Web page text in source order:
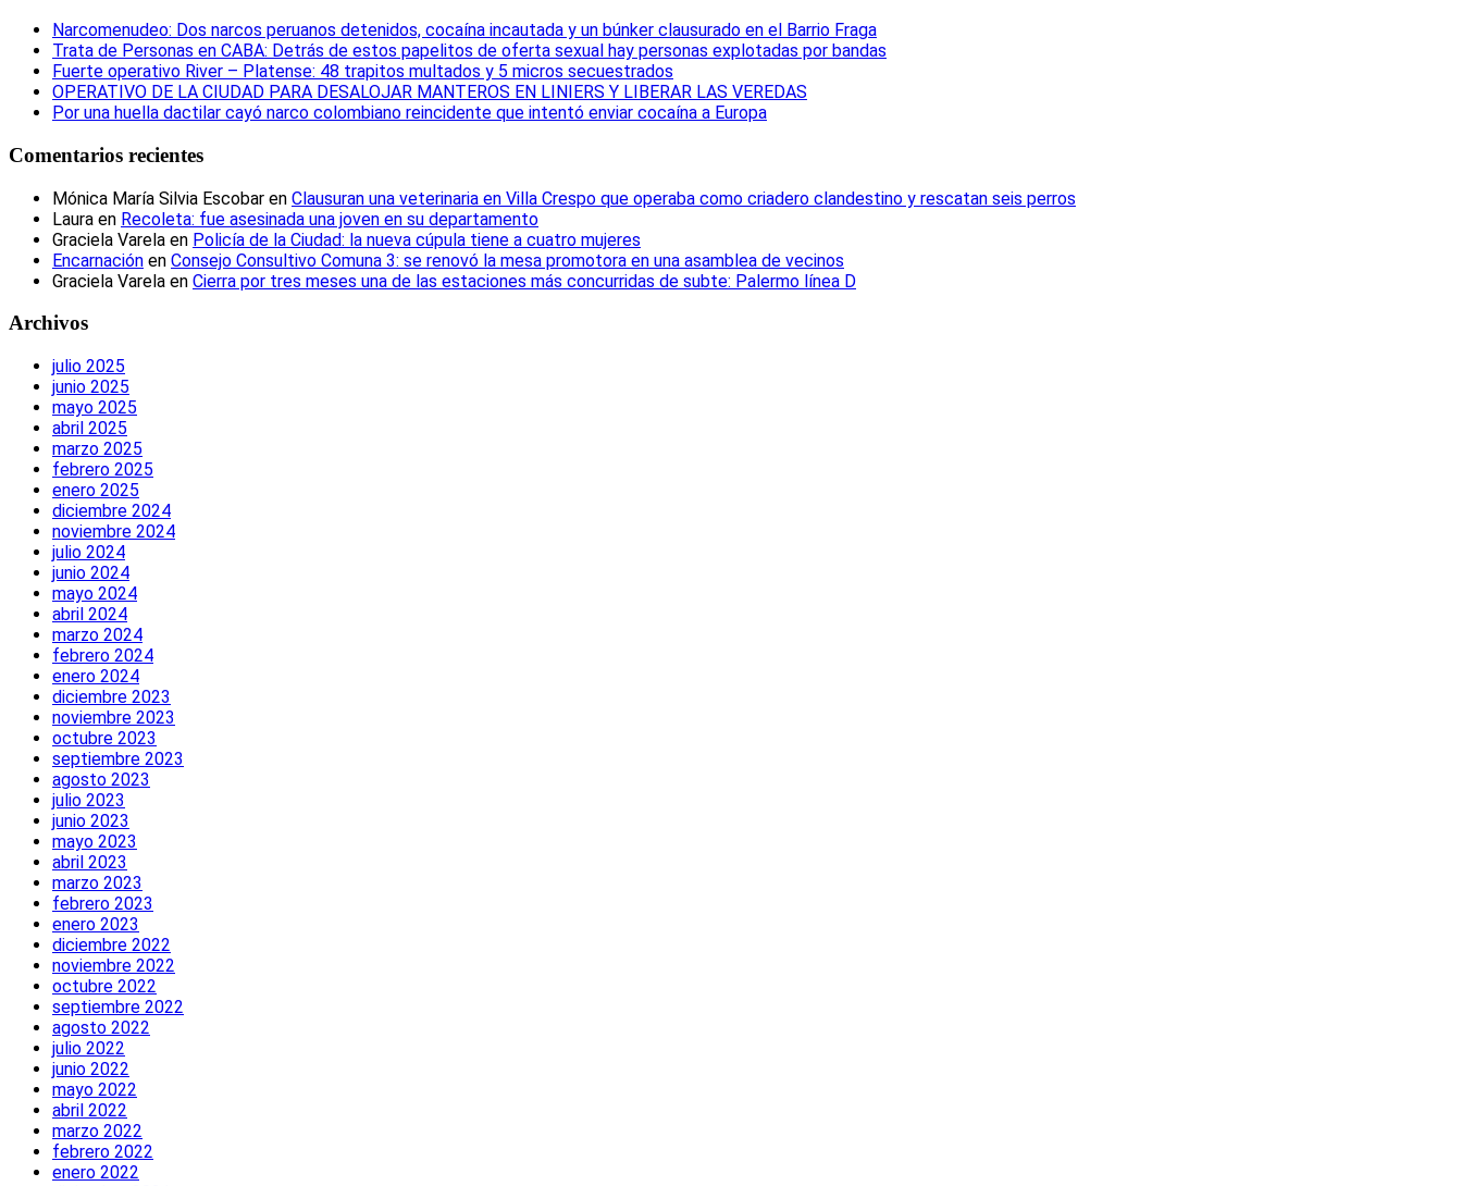
Narcomenudeo: Dos narcos peruanos detenidos, cocaína incautada y un búnker clausurado en el Barrio Fraga
Trata de Personas en CABA: Detrás de estos papelitos de oferta sexual hay personas explotadas por bandas
Fuerte operativo River – Platense: 48 trapitos multados y 5 micros secuestrados
OPERATIVO DE LA CIUDAD PARA DESALOJAR MANTEROS EN LINIERS Y LIBERAR LAS VEREDAS
Por una huella dactilar cayó narco colombiano reincidente que intentó enviar cocaína a Europa
Comentarios recientes
Mónica María Silvia Escobar en Clausuran una veterinaria en Villa Crespo que operaba como criadero clandestino y rescatan seis perros
Laura en Recoleta: fue asesinada una joven en su departamento
Graciela Varela en Policía de la Ciudad: la nueva cúpula tiene a cuatro mujeres
Encarnación en Consejo Consultivo Comuna 3: se renovó la mesa promotora en una asamblea de vecinos
Graciela Varela en Cierra por tres meses una de las estaciones más concurridas de subte: Palermo línea D
Archivos
julio 2025
junio 2025
mayo 2025
abril 2025
marzo 2025
febrero 2025
enero 2025
diciembre 2024
noviembre 2024
julio 2024
junio 2024
mayo 2024
abril 2024
marzo 2024
febrero 2024
enero 2024
diciembre 2023
noviembre 2023
octubre 2023
septiembre 2023
agosto 2023
julio 2023
junio 2023
mayo 2023
abril 2023
marzo 2023
febrero 2023
enero 2023
diciembre 2022
noviembre 2022
octubre 2022
septiembre 2022
agosto 2022
julio 2022
junio 2022
mayo 2022
abril 2022
marzo 2022
febrero 2022
enero 2022